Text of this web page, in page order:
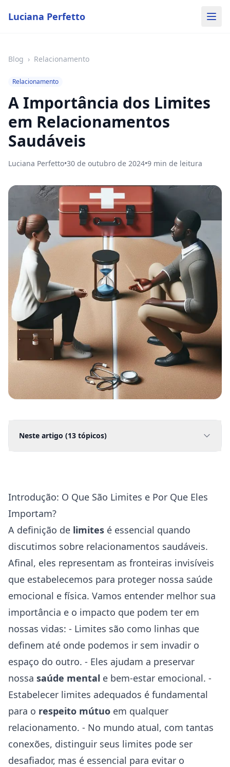
Luciana Perfetto
Blog › Relacionamento
Relacionamento
A Importância dos Limites
em Relacionamentos
Saudáveis
Luciana Perfetto•30 de outubro de 2024•9 min de leitura
Neste artigo (13 tópicos)
Introdução: O Que São Limites e Por Que Eles
Importam?
A definição de limites é essencial quando
discutimos sobre relacionamentos saudáveis.
Afinal, eles representam as fronteiras invisíveis
que estabelecemos para proteger nossa saúde
emocional e física. Vamos entender melhor sua
importância e o impacto que podem ter em
nossas vidas: - Limites são como linhas que
definem até onde podemos ir sem invadir o
espaço do outro. - Eles ajudam a preservar
nossa saúde mental e bem-estar emocional. -
Estabelecer limites adequados é fundamental
para o respeito mútuo em qualquer
relacionamento. - No mundo atual, com tantas
conexões, distinguir seus limites pode ser
desafiador, mas é essencial para evitar o